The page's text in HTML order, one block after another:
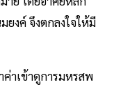
งค์ จึงตกลงใจให้มี
ค่าเข้าดูการมหรสพ